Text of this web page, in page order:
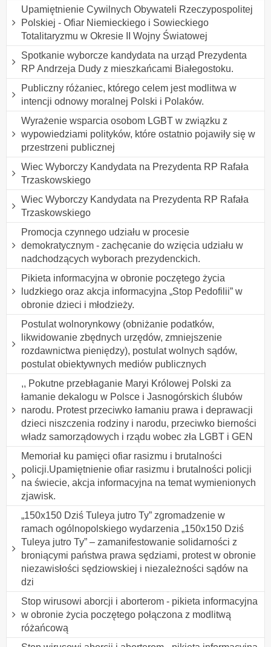
Upamiętnienie Cywilnych Obywateli Rzeczypospolitej
Polskiej - Ofiar Niemieckiego i Sowieckiego
Totalitaryzmu w Okresie II Wojny Światowej
Spotkanie wyborcze kandydata na urząd Prezydenta
RP Andrzeja Dudy z mieszkańcami Białegostoku.
Publiczny różaniec, którego celem jest modlitwa w
intencji odnowy moralnej Polski i Polaków.
Wyrażenie wsparcia osobom LGBT w związku z
wypowiedziami polityków, które ostatnio pojawiły się w
przestrzeni publicznej
Wiec Wyborczy Kandydata na Prezydenta RP Rafała
Trzaskowskiego
Wiec Wyborczy Kandydata na Prezydenta RP Rafała
Trzaskowskiego
Promocja czynnego udziału w procesie
demokratycznym - zachęcanie do wzięcia udziału w
nadchodzących wyborach prezydenckich.
Pikieta informacyjna w obronie poczętego życia
ludzkiego oraz akcja informacyjna „Stop Pedofilii” w
obronie dzieci i młodzieży.
Postulat wolnorynkowy (obniżanie podatków,
likwidowanie zbędnych urzędów, zmniejszenie
rozdawnictwa pieniędzy), postulat wolnych sądów,
postulat obiektywnych mediów publicznych
,, Pokutne przebłaganie Maryi Królowej Polski za
łamanie dekalogu w Polsce i Jasnogórskich ślubów
narodu. Protest przeciwko łamaniu prawa i deprawacji
dzieci niszczenia rodziny i narodu, przeciwko bierności
władz samorządowych i rządu wobec zła LGBT i GEN
Memoriał ku pamięci ofiar rasizmu i brutalności
policji.Upamiętnienie ofiar rasizmu i brutalności policji
na świecie, akcja informacyjna na temat wymienionych
zjawisk.
„150x150 Dziś Tuleya jutro Ty” zgromadzenie w
ramach ogólnopolskiego wydarzenia „150x150 Dziś
Tuleya jutro Ty” – zamanifestowanie solidarności z
broniącymi państwa prawa sędziami, protest w obronie
niezawisłości sędziowskiej i niezależności sądów na
dzi
Stop wirusowi aborcji i aborterom - pikieta informacyjna
w obronie życia poczętego połączona z modlitwą
różańcową